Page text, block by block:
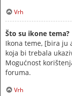
Vrh
Što su ikone tema?
Ikona teme, [bira ju
koja bi trebala
Mogućnost
foruma.
Vrh